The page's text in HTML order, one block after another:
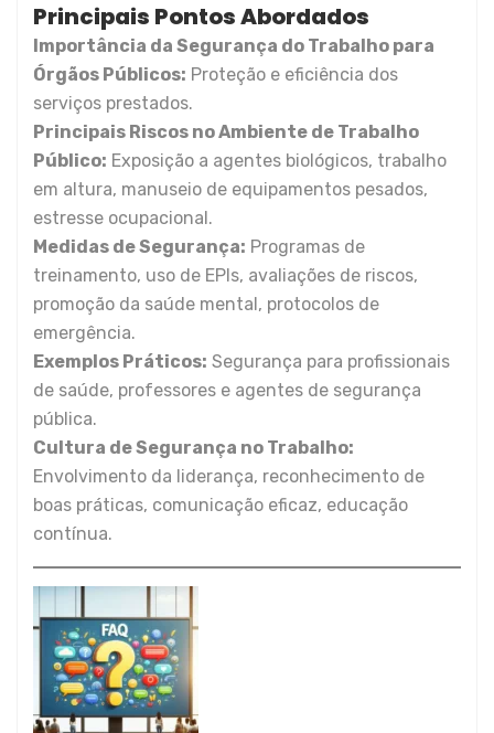
Principais Pontos Abordados
Importância da Segurança do Trabalho para
Órgãos Públicos: Proteção e eficiência dos
serviços prestados.
Principais Riscos no Ambiente de Trabalho
Público: Exposição a agentes biológicos, trabalho
em altura, manuseio de equipamentos pesados,
estresse ocupacional.
Medidas de Segurança: Programas de
treinamento, uso de EPIs, avaliações de riscos,
promoção da saúde mental, protocolos de
emergência.
Exemplos Práticos: Segurança para profissionais
de saúde, professores e agentes de segurança
pública.
Cultura de Segurança no Trabalho:
Envolvimento da liderança, reconhecimento de
boas práticas, comunicação eficaz, educação
contínua.